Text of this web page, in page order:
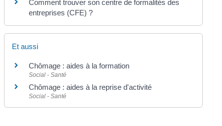
Comment trouver son centre de formalités des
entreprises (CFE) ?
Et aussi
Chômage : aides à la formation
Social - Santé
Chômage : aides à la reprise d'activité
Social - Santé